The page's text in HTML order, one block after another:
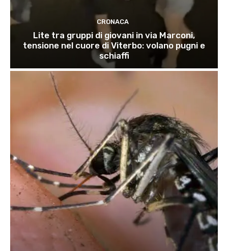
CRONACA
Lite tra gruppi di giovani in via Marconi,
tensione nel cuore di Viterbo: volano pugni e
schiaffi